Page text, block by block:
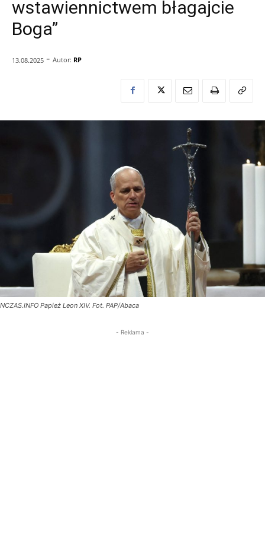
wstawiennictwem błagajcie
Boga”
13.08.2025 - Autor: RP
NCZAS.INFO Papież Leon XIV. Fot. PAP/Abaca
- Reklama -